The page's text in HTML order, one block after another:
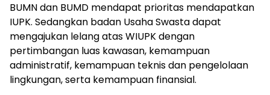
BUMN dan BUMD mendapat prioritas mendapatkan
IUPK. Sedangkan badan Usaha Swasta dapat
mengajukan lelang atas WIUPK dengan
pertimbangan luas kawasan, kemampuan
administratif, kemampuan teknis dan pengelolaan
lingkungan, serta kemampuan finansial.